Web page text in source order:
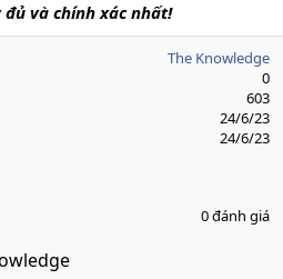
đủ và chính xác nhất!
The Knowledge
0
603
24/6/23
24/6/23
0 đánh giá